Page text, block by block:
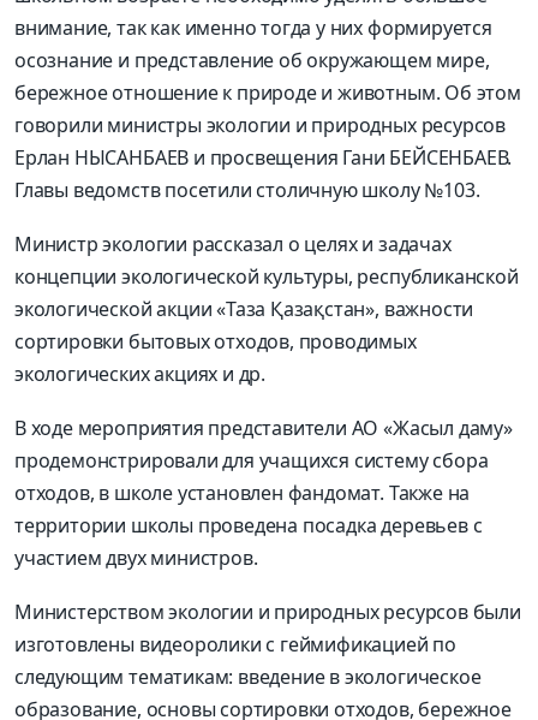
внимание, так как именно тогда у них формируется
осознание и представление об окружающем мире,
бережное отношение к природе и животным. Об этом
говорили министры экологии и природных ресурсов
Ерлан НЫСАНБАЕВ и просвещения Гани БЕЙСЕНБАЕВ.
Главы ведомств посетили столичную школу №103.
Министр экологии рассказал о целях и задачах
концепции экологической культуры, республиканской
экологической акции «Таза Қазақстан», важности
сортировки бытовых отходов, проводимых
экологических акциях и др.
В ходе мероприятия представители АО «Жасыл даму»
продемонстрировали для учащихся систему сбора
отходов, в школе установлен фандомат. Также на
территории школы проведена посадка деревьев с
участием двух министров.
Министерством экологии и природных ресурсов были
изготовлены видеоролики с геймификацией по
следующим тематикам: введение в экологическое
образование, основы сортировки отходов, бережное